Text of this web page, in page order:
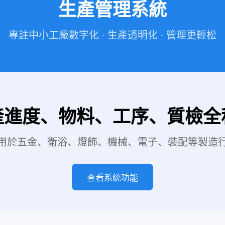
生產管理系統
專註中小工廠數字化 · 生產透明化 · 管理更輕松
度、物料、工序、質檢
於五金、衛浴、燈飾、機械、電子、裝配等製造
查看系統功能